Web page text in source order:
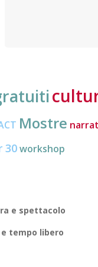
Mostre
30workshop
e spettacolo
tempo libero